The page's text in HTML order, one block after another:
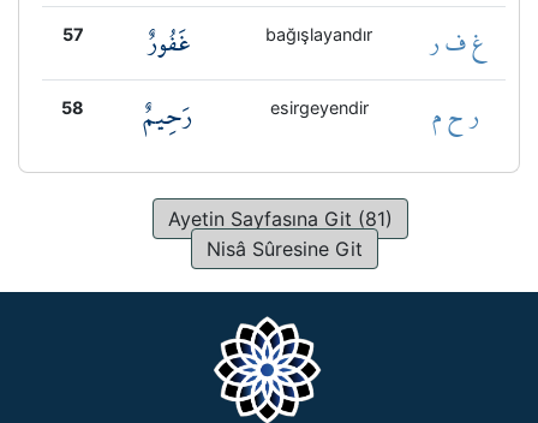
57 غَفُورٌ bağışlayandır غ ف ر
58 رَحِيمٌ esirgeyendir ر ح م
Ayetin Sayfasına Git (81)
Nisâ Sûresine Git